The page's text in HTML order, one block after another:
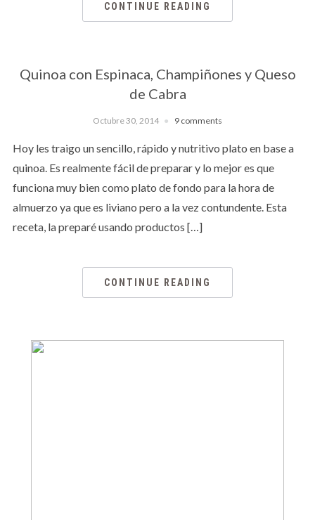
CONTINUE READING
Quinoa con Espinaca, Champiñones y Queso
de Cabra
Octubre 30, 2014 9 comments
Hoy les traigo un sencillo, rápido y nutritivo plato en base a
quinoa. Es realmente fácil de preparar y lo mejor es que
funciona muy bien como plato de fondo para la hora de
almuerzo ya que es liviano pero a la vez contundente. Esta
receta, la preparé usando productos […]
CONTINUE READING